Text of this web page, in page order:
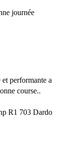
journée
performante a
course..
R1 703 Dardo